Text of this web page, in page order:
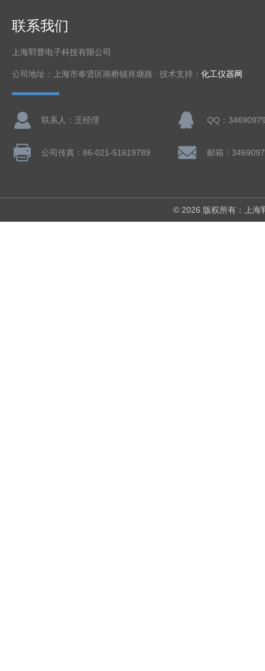
联系我们
上海郓曹电子科技有限公司
公司地址：上海市奉贤区南桥镇肖塘路 技术支持： 化工仪器网
联系人：王经理 QQ：
公司传真：86-021-51619789 邮箱：
© 2026 版权所有：上